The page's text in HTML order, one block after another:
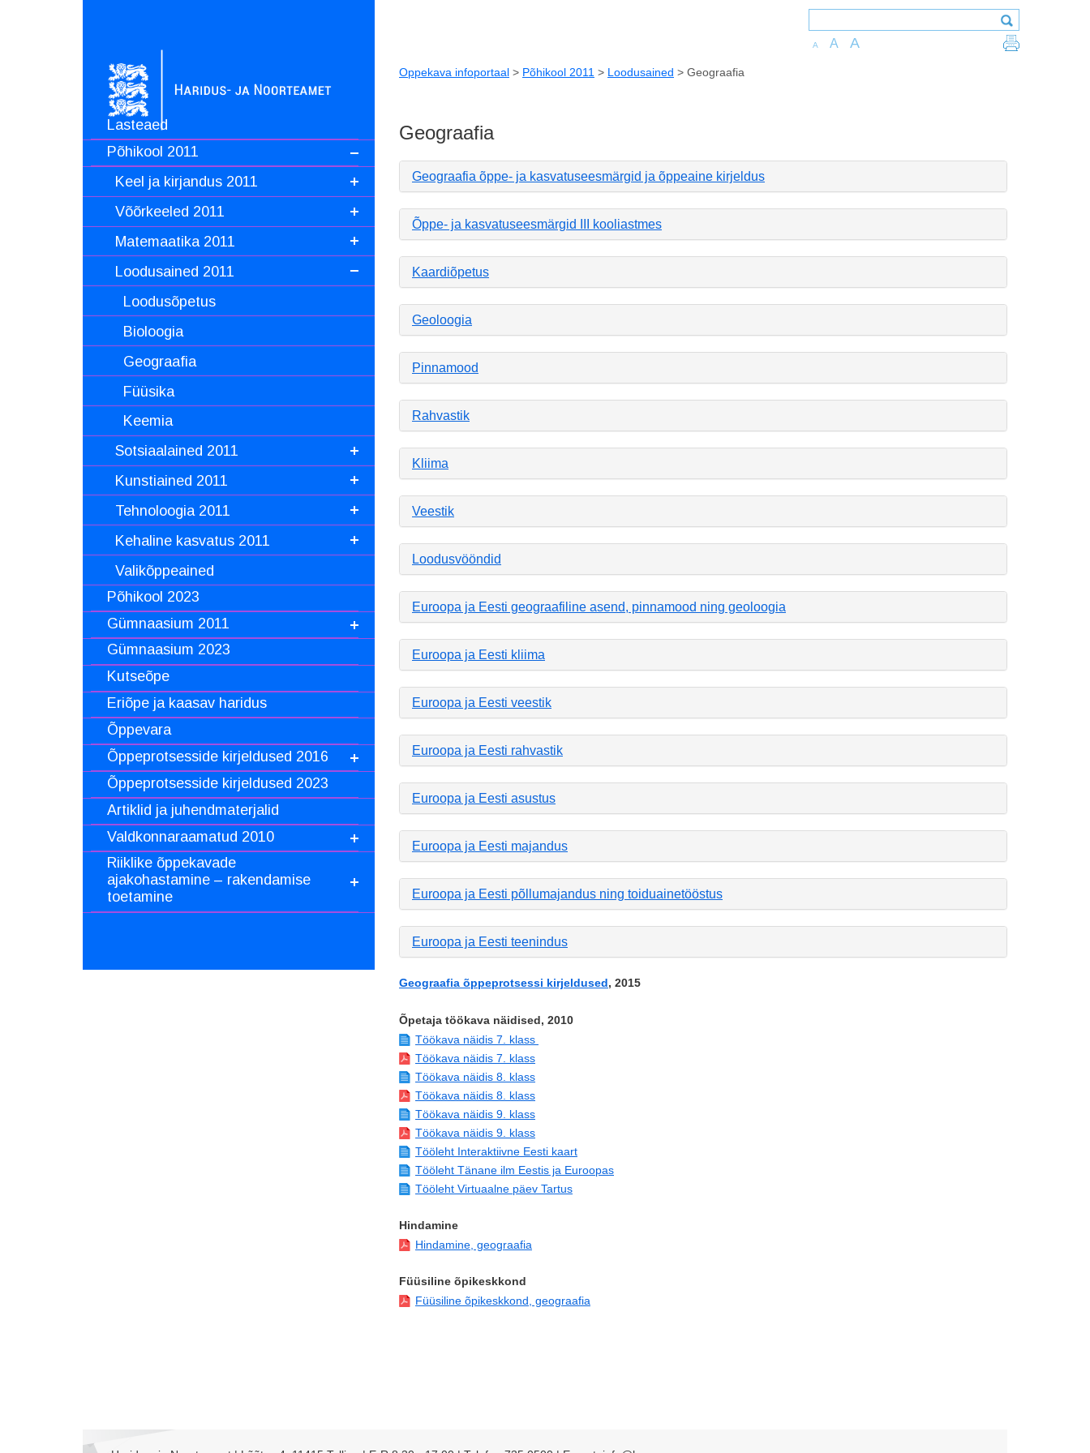
Lasteaed
Põhikool 2011
Keel ja kirjandus 2011
Võõrkeeled 2011
Matemaatika 2011
Loodusained 2011
Loodusõpetus
Bioloogia
Geograafia
Füüsika
Keemia
Sotsiaalained 2011
Kunstiained 2011
Tehnoloogia 2011
Kehaline kasvatus 2011
Valikõppeained
Põhikool 2023
Gümnaasium 2011
Gümnaasium 2023
Kutseõpe
Eriõpe ja kaasav haridus
Õppevara
Õppeprotsesside kirjeldused 2016
Õppeprotsesside kirjeldused 2023
Artiklid ja juhendmaterjalid
Valdkonnaraamatud 2010
Riiklike õppekavade
ajakohastamine – rakendamise
toetamine
A A A
Oppekava infoportaal > Põhikool 2011 > Loodusained > Geograafia
Geograafia
Geograafia õppe- ja kasvatuseesmärgid ja õppeaine kirjeldus
Õppe- ja kasvatuseesmärgid III kooliastmes
Kaardiõpetus
Geoloogia
Pinnamood
Rahvastik
Kliima
Veestik
Loodusvööndid
Euroopa ja Eesti geograafiline asend, pinnamood ning geoloogia
Euroopa ja Eesti kliima
Euroopa ja Eesti veestik
Euroopa ja Eesti rahvastik
Euroopa ja Eesti asustus
Euroopa ja Eesti majandus
Euroopa ja Eesti põllumajandus ning toiduainetööstus
Euroopa ja Eesti teenindus
Geograafia õppeprotsessi kirjeldused, 2015
Õpetaja töökava näidised, 2010
Töökava näidis 7. klass
Töökava näidis 7. klass
Töökava näidis 8. klass
Töökava näidis 8. klass
Töökava näidis 9. klass
Töökava näidis 9. klass
Tööleht Interaktiivne Eesti kaart
Tööleht Tänane ilm Eestis ja Euroopas
Tööleht Virtuaalne päev Tartus
Hindamine
Hindamine, geograafia
Füüsiline õpikeskkond
Füüsiline õpikeskkond, geograafia